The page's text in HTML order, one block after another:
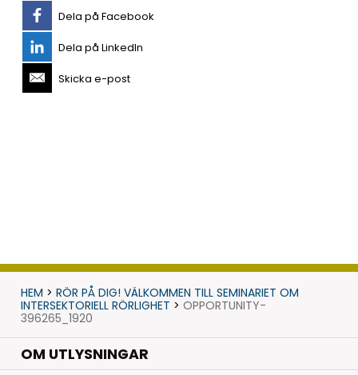
Dela på Facebook
Dela på LinkedIn
Skicka e-post
HEM > RÖR PÅ DIG! VÄLKOMMEN TILL SEMINARIET OM
INTERSEKTORIELL RÖRLIGHET > OPPORTUNITY-
396265_1920
OM UTLYSNINGAR